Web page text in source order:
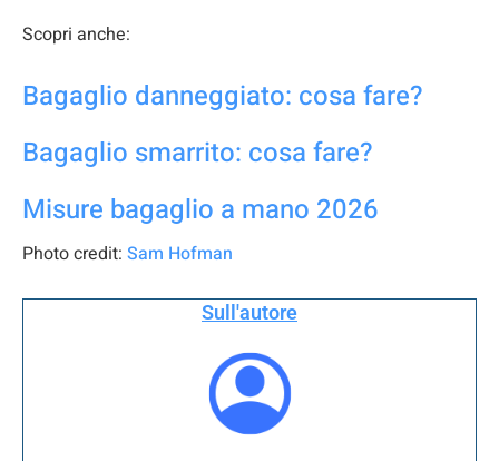
Scopri anche:
Bagaglio danneggiato: cosa fare?
Bagaglio smarrito: cosa fare?
Misure bagaglio a mano 2026
Photo credit: Sam Hofman
Sull'autore